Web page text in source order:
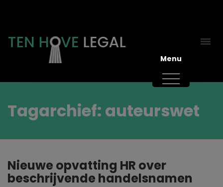
Tagarchief: auteurswet
Nieuwe opvatting HR over
beschrijvende handelsnamen
Menu